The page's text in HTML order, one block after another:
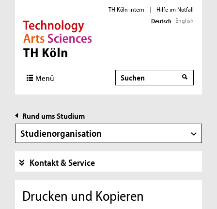
Direkt zur Hauptnavigation
Direkt zur Subnavigation
Direkt zum Inhalt
Direkt zum Fußbereich
TH Köln intern |
Hilfe im Notfall
Deutsch English
Menü Suche
Rund ums Studium
Studienorganisation
Kontakt & Service
Drucken und Kopieren